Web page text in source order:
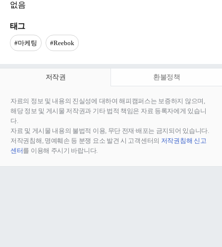
없음
태그
#마케팅 #Reebok
저작권 환불정책
자료의 정보 및 내용의 진실성에 대하여 해피캠퍼스는 보증하지 않으며,
해당 정보 및 게시물 저작권과 기타 법적 책임은 자료 등록자에게 있습니
다.
자료 및 게시물 내용의 불법적 이용, 무단 전재∙배포는 금지되어 있습니다.
저작권침해, 명예훼손 등 분쟁 요소 발견 시 고객센터의 저작권침해 신고
센터를 이용해 주시기 바랍니다.